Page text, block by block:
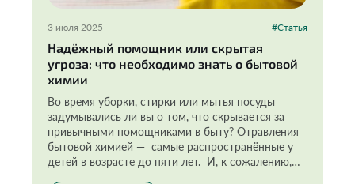
3 июля 2025 #Статья
Надёжный помощник или скрытая
угроза: что необходимо знать о бытовой
химии
Во время уборки, стирки или мытья посуды
задумывались ли вы о том, что скрывается за
привычными помощниками в быту? Отравления
бытовой химией — самые распространённые у
детей в возрасте до пяти лет. И, к сожалению,